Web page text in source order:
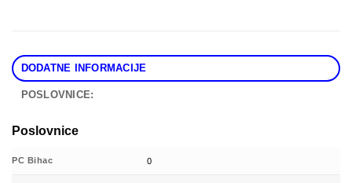
DODATNE INFORMACIJE
POSLOVNICE:
Poslovnice
PC Bihac 0